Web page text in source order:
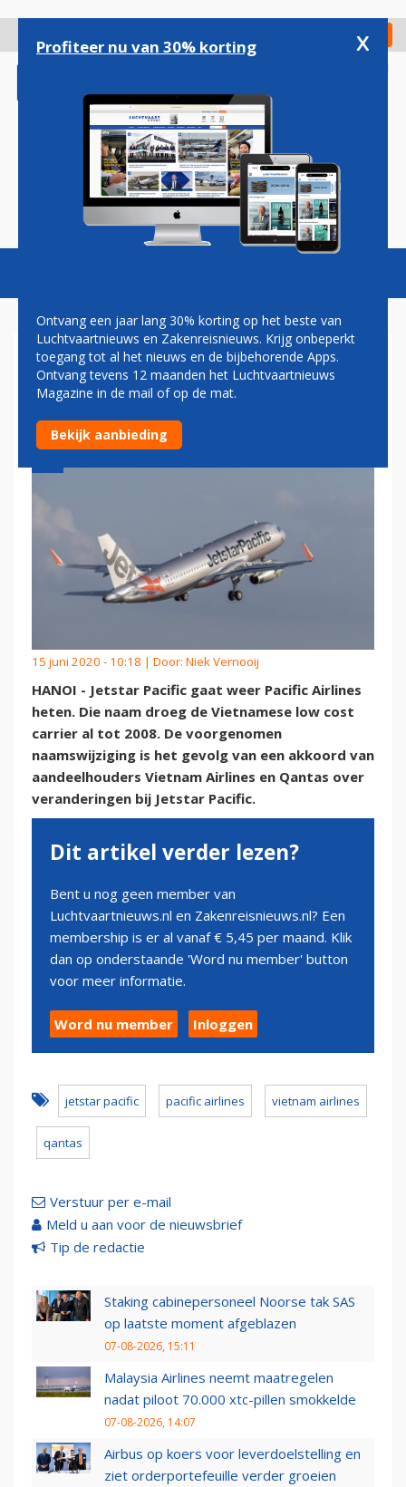
gaan
Check in
Magazine Podcasts Vacatures
JETSTAR PACIFIC GAAT WEER
PACIFIC AIRLINES HETEN
15 juni 2020 - 10:18 | Door: Niek Vernooij
HANOI - Jetstar Pacific gaat weer Pacific Airlines
heten. Die naam droeg de Vietnamese low cost
carrier al tot 2008. De voorgenomen
naamswijziging is het gevolg van een akkoord van
aandeelhouders Vietnam Airlines en Qantas over
veranderingen bij Jetstar Pacific.
Dit artikel verder lezen?
Bent u nog geen member van
Luchtvaartnieuws.nl en Zakenreisnieuws.nl? Een
membership is er al vanaf € 5,45 per maand. Klik
dan op onderstaande 'Word nu member' button
voor meer informatie.
Word nu member Inloggen
jetstar pacific pacific airlines vietnam airlines
qantas
Verstuur per e-mail
Meld u aan voor de nieuwsbrief
Tip de redactie
Staking cabinepersoneel Noorse tak SAS
op laatste moment afgeblazen
07-08-2026, 15:11
Malaysia Airlines neemt maatregelen
nadat piloot 70.000 xtc-pillen smokkelde
07-08-2026, 14:07
Airbus op koers voor leverdoelstelling en
ziet orderportefeuille verder groeien
Profiteer nu van 30% korting x
Ontvang een jaar lang 30% korting op het beste van
Luchtvaartnieuws en Zakenreisnieuws. Krijg onbeperkt
toegang tot al het nieuws en de bijbehorende Apps.
Ontvang tevens 12 maanden het Luchtvaartnieuws
Magazine in de mail of op de mat.
Bekijk aanbieding